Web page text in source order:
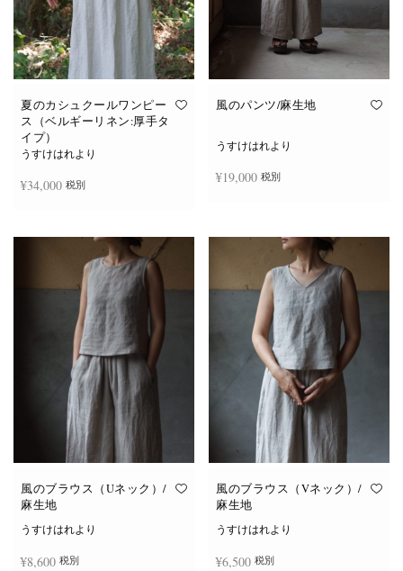
夏のカシュクールワンピー
ス（ベルギーリネン:厚手タ
イプ）
うすけはれより
¥34,000 税別
風のパンツ/麻生地
うすけはれより
¥19,000 税別
風のブラウス（Uネック）/
麻生地
うすけはれより
¥8,600 税別
風のブラウス（Vネック）/
麻生地
うすけはれより
¥6,500 税別